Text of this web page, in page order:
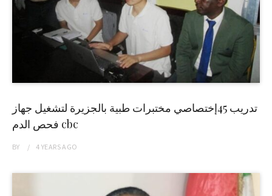
تدريب 45إختصاصي مختبرات طبية بالجزيرة لتشغيل جهاز
فحص الدم cbc
BY 4 YEARSAGO